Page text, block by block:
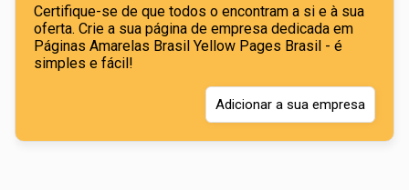
Certifique-se de que todos o encontram a si e à sua
oferta. Crie a sua página de empresa dedicada em
Páginas Amarelas Brasil Yellow Pages Brasil - é
simples e fácil!
Adicionar a sua empresa